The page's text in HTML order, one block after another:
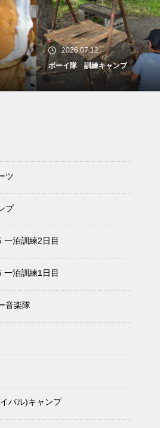
2026.07.12
ボーイ隊 訓練キャンプ
ツ
プ
泊訓練2日目
泊訓練1日目
音楽隊
バル)キャンプ